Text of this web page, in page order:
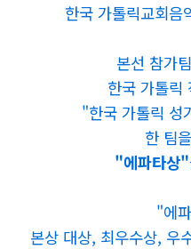
한국 가톨릭교회음
본선 참가
한국 가톨릭
"한국 가톨릭 성
한 팀
"에파타상"
"에
본상 대상, 최우수상, 우